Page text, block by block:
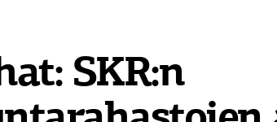
SKR:n